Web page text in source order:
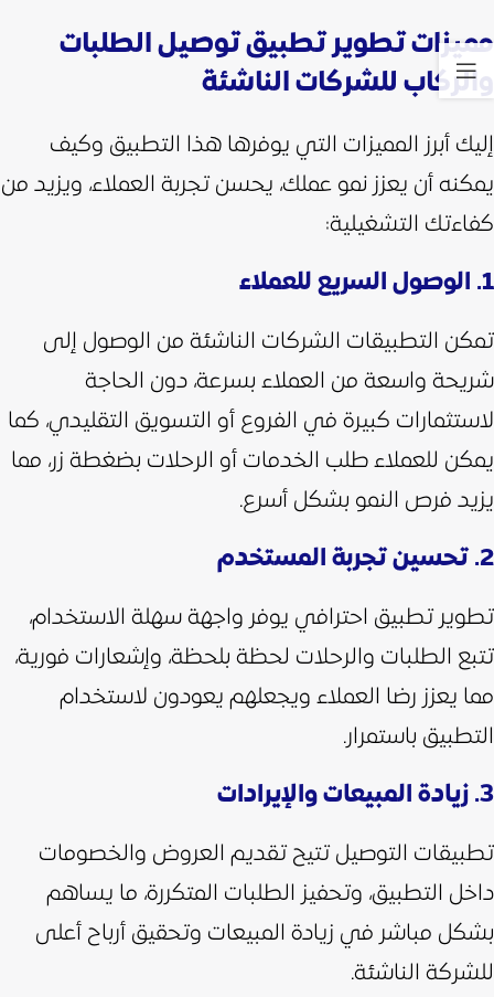
مميزات تطوير تطبيق توصيل الطلبات
والركاب للشركات الناشئة
إليك أبرز المميزات التي يوفرها هذا التطبيق وكيف
يمكنه أن يعزز نمو عملك، يحسن تجربة العملاء، ويزيد من
كفاءتك التشغيلية:
​​1. الوصول السريع للعملاء
تمكن التطبيقات الشركات الناشئة من الوصول إلى
شريحة واسعة من العملاء بسرعة، دون الحاجة
لاستثمارات كبيرة في الفروع أو التسويق التقليدي، كما
يمكن للعملاء طلب الخدمات أو الرحلات بضغطة زر، مما
يزيد فرص النمو بشكل أسرع.
2. تحسين تجربة المستخدم
تطوير تطبيق احترافي يوفر واجهة سهلة الاستخدام،
تتبع الطلبات والرحلات لحظة بلحظة، وإشعارات فورية،
مما يعزز رضا العملاء ويجعلهم يعودون لاستخدام
التطبيق باستمرار.
3. زيادة المبيعات والإيرادات
تطبيقات التوصيل تتيح تقديم العروض والخصومات
داخل التطبيق، وتحفيز الطلبات المتكررة، ما يساهم
بشكل مباشر في زيادة المبيعات وتحقيق أرباح أعلى
للشركة الناشئة.